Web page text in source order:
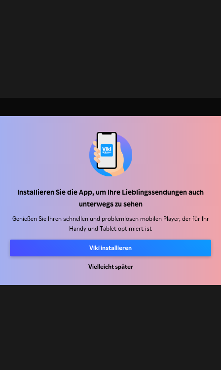
Installieren Sie die App, um Ihre Lieblingssendungen auch
unterwegs zu sehen
Genießen Sie Ihren schnellen und problemlosen mobilen Player, der für Ihr
Handy und Tablet optimiert ist
Viki installieren
Vielleicht später
Hilfe Center
Arbeiten Sie mit uns zusammen